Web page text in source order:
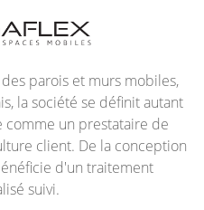
parois et murs mobiles,
la société se définit autant
un prestataire de
client. De la conception
d'un traitement
suivi.